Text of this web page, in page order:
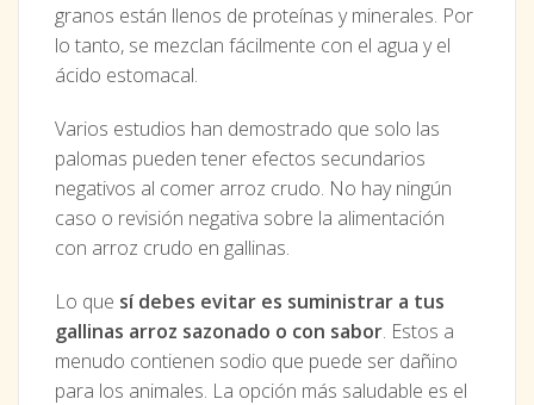
granos están llenos de proteínas y minerales. Por
lo tanto, se mezclan fácilmente con el agua y el
ácido estomacal.
Varios estudios han demostrado que solo las
palomas pueden tener efectos secundarios
negativos al comer arroz crudo. No hay ningún
caso o revisión negativa sobre la alimentación
con arroz crudo en gallinas.
Lo que sí debes evitar es suministrar a tus
gallinas arroz sazonado o con sabor. Estos a
menudo contienen sodio que puede ser dañino
para los animales. La opción más saludable es el